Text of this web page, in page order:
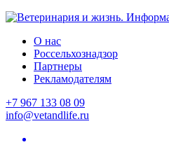
О нас
Россельхознадзор
Партнеры
Рекламодателям
+7 967 133 08 09
info@vetandlife.ru